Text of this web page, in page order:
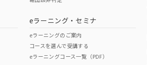
O
eラーニング・セミナ
eラーニングのご案内
コースを選んで受講する
eラーニングコース一覧（PDF）